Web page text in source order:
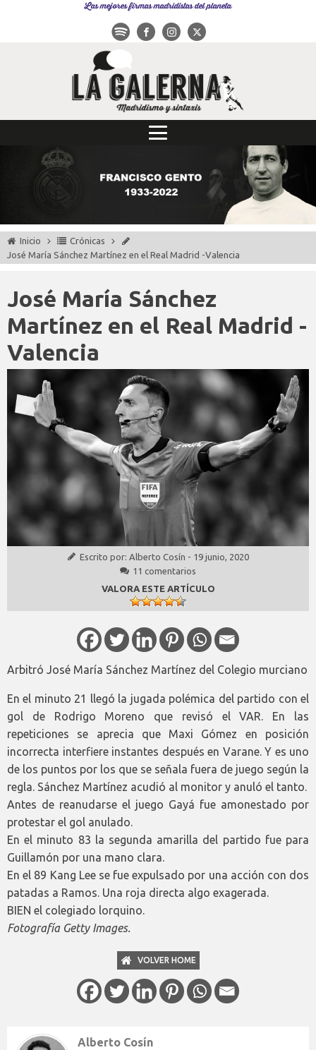
Las mejores firmas madridistas del planeta
Inicio
Crónicas
José María Sánchez Martínez en el Real Madrid -Valencia
José María Sánchez
Martínez en el Real Madrid -
Valencia
Escrito por: Alberto Cosín - 19 junio, 2020
11 comentarios
VALORA ESTE ARTÍCULO
Arbitró José María Sánchez Martínez del Colegio murciano
En el minuto 21 llegó la jugada polémica del partido con el
gol de Rodrigo Moreno que revisó el VAR. En las
repeticiones se aprecia que Maxi Gómez en posición
incorrecta interfiere instantes después en Varane. Y es uno
de los puntos por los que se señala fuera de juego según la
regla. Sánchez Martínez acudió al monitor y anuló el tanto.
Antes de reanudarse el juego Gayá fue amonestado por
protestar el gol anulado.
En el minuto 83 la segunda amarilla del partido fue para
Guillamón por una mano clara.
En el 89 Kang Lee se fue expulsado por una acción con dos
patadas a Ramos. Una roja directa algo exagerada.
BIEN el colegiado lorquino.
Fotografía Getty Images.
VOLVER HOME
Alberto Cosín